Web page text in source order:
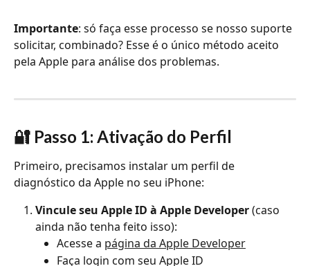
Importante: só faça esse processo se nosso suporte
solicitar, combinado? Esse é o único método aceito
pela Apple para análise dos problemas.
🔐 Passo 1: Ativação do Perfil
Primeiro, precisamos instalar um perfil de
diagnóstico da Apple no seu iPhone:
Vincule seu Apple ID à Apple Developer (caso
ainda não tenha feito isso):
Acesse a página da Apple Developer
Faça login com seu Apple ID